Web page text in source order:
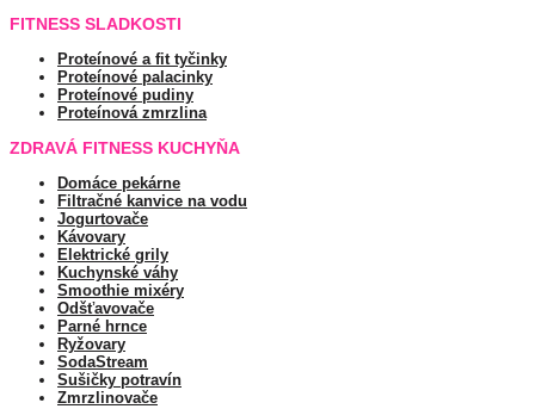
FITNESS SLADKOSTI
Proteínové a fit tyčinky
Proteínové palacinky
Proteínové pudiny
Proteínová zmrzlina
ZDRAVÁ FITNESS KUCHYŇA
Domáce pekárne
Filtračné kanvice na vodu
Jogurtovače
Kávovary
Elektrické grily
Kuchynské váhy
Smoothie mixéry
Odšťavovače
Parné hrnce
Ryžovary
SodaStream
Sušičky potravín
Zmrzlinovače